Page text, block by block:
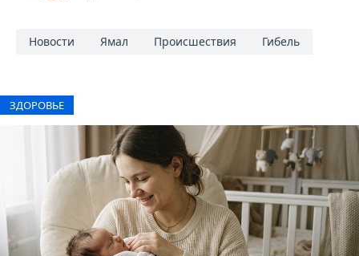
Новости Ямал Происшествия Гибель
ЗДОРОВЬЕ